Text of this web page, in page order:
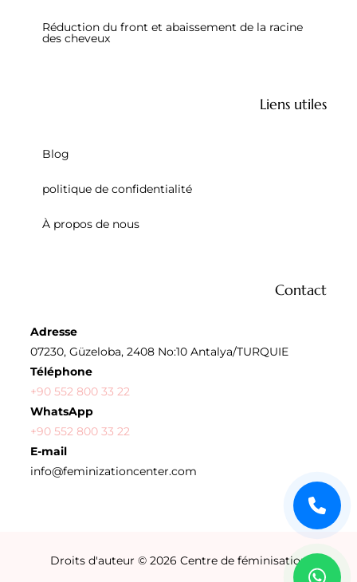
Réduction du front et abaissement de la racine
des cheveux
Liens utiles
Blog
politique de confidentialité
À propos de nous
Contact
Adresse
07230, Güzeloba, 2408 No:10 Antalya/TURQUIE
Téléphone
+90 552 800 33 22
WhatsApp
+90 552 800 33 22
E-mail
info@feminizationcenter.com
Droits d'auteur © 2026 Centre de féminisation